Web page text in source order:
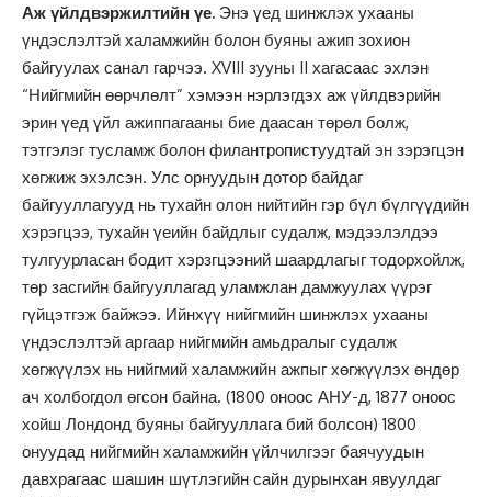
Аж үйлдвэржилтийн үе. Энэ үед шинжлэх ухааны
үндэслэлтэй халамжийн болон буяны ажип зохион
байгуулах санал гарчээ. XVIII зууны II хагасаас эхлэн
“Нийгмийн өөрчлөлт” хэмээн нэрлэгдэх аж үйлдвэрийн
эрин үед үйл ажиппагааны бие даасан төрөл болж,
тэтгэлэг тусламж болон филантропистуудтай эн зэрэгцэн
хөгжиж эхэлсэн. Улс орнуудын дотор байдаг
байгууллагууд нь тухайн олон нийтийн гэр бүл бүлгүүдийн
хэрэгцээ, тухайн үеийн байдлыг судалж, мэдээлэлдээ
тулгуурласан бодит хэрзгцээний шаардлагыг тодорхойлж,
төр засгийн байгууллагад уламжлан дамжуулах үүрэг
гүйцэтгэж байжээ. Ийнхүү нийгмийн шинжлэх ухааны
үндэслэлтэй аргаар нийгмийн амьдралыг судалж
хөгжүүлэх нь нийгмий халамжийн ажпыг хөгжүүлэх өндөр
ач холбогдол өгсон байна. (1800 оноос АНУ-д, 1877 оноос
хойш Лондонд буяны байгууллага бий болсон) 1800
онуудад нийгмийн халамжийн үйлчилгээг баячуудын
давхрагаас шашин шүтлэгийн сайн дурынхан явуулдаг